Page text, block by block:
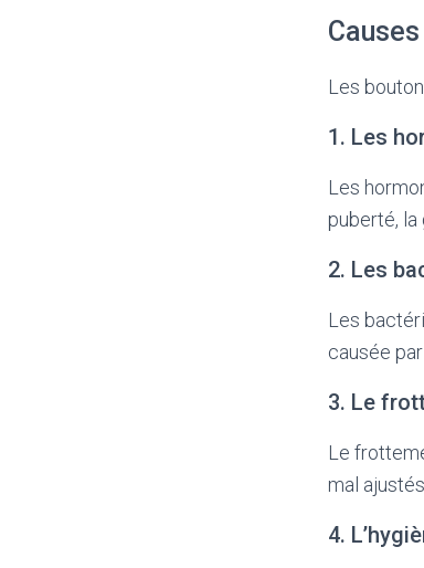
Les
1. Les
Les
puberté,
2. Les
Les
causée
3. Le
Le
mal
4.